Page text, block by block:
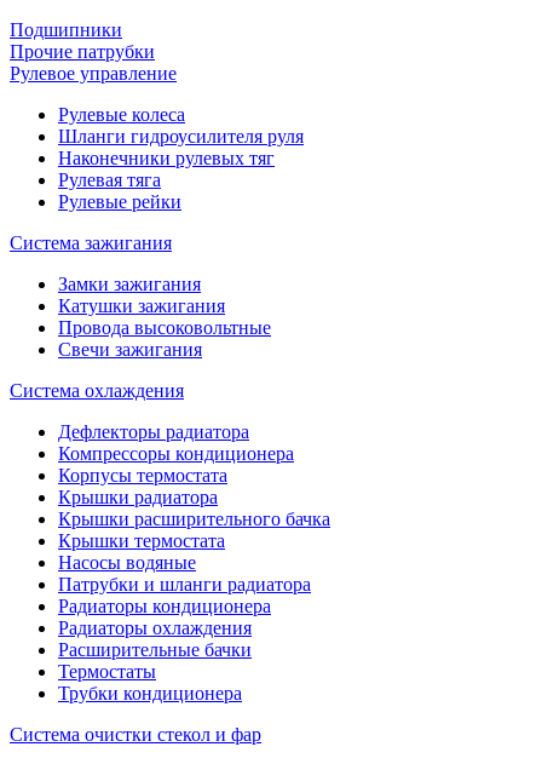
Подшипники
Прочие патрубки
Рулевое управление
Рулевые колеса
Шланги гидроусилителя руля
Наконечники рулевых тяг
Рулевая тяга
Рулевые рейки
Система зажигания
Замки зажигания
Катушки зажигания
Провода высоковольтные
Свечи зажигания
Система охлаждения
Дефлекторы радиатора
Компрессоры кондиционера
Корпусы термостата
Крышки радиатора
Крышки расширительного бачка
Крышки термостата
Насосы водяные
Патрубки и шланги радиатора
Радиаторы кондиционера
Радиаторы охлаждения
Расширительные бачки
Термостаты
Трубки кондиционера
Система очистки стекол и фар